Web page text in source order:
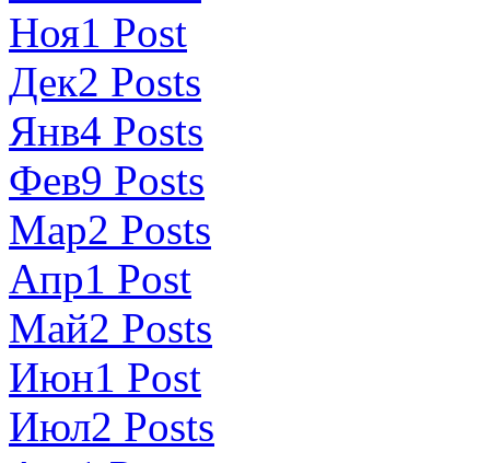
Ноя1 Post
Дек2 Posts
Янв4 Posts
Фев9 Posts
Мар2 Posts
Апр1 Post
Май2 Posts
Июн1 Post
Июл2 Posts